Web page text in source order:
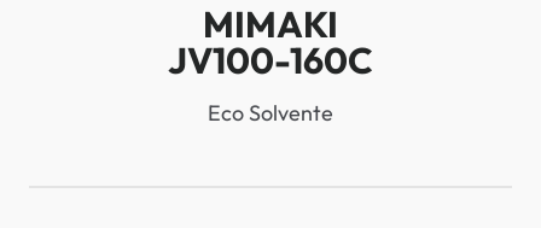
MIMAKI
JV100-160C
Eco Solvente